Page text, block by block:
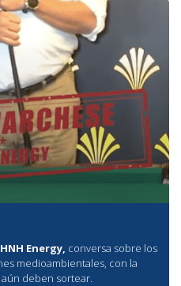
Energy, conversa sobre los
medioambientales, con la
deben sortear.